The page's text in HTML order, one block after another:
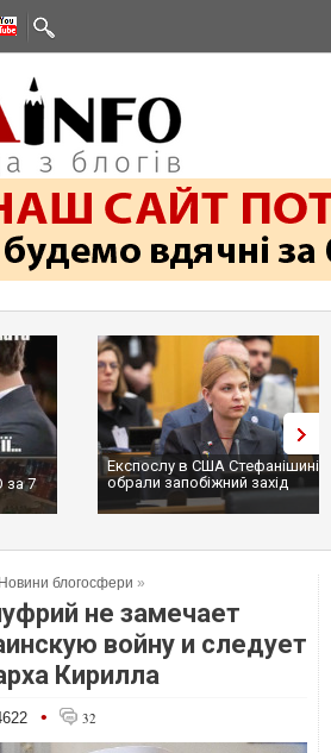
Трамп не передасть Україні
сотні ракет до Patriot, бо у
Новини блогосфери »
не замечает
войну и следует
Кирилла
• 32